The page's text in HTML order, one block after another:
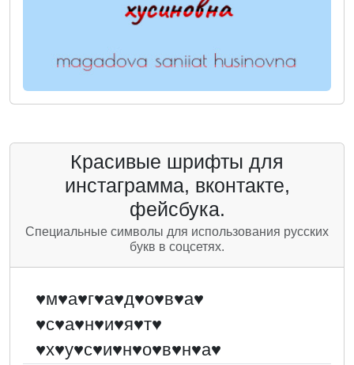
Красивые шрифты для
инстаграмма, вконтакте,
фейсбука.
Специальные символы для использования русских
букв в соцсетях.
♥м♥а♥г♥а♥д♥о♥в♥а♥
♥с♥а♥н♥и♥я♥т♥
♥х♥у♥с♥и♥н♥о♥в♥н♥а♥